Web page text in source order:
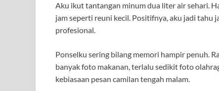
Aku ikut tantangan minum dua liter air sehari.
jam seperti reuni kecil. Positifnya, aku jadi tahu
profesional.
Ponselku sering bilang memori hampir penuh.
banyak foto makanan, terlalu sedikit foto
kebiasaan pesan camilan tengah malam.